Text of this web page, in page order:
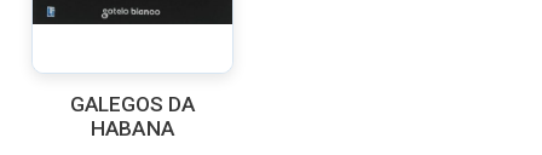
GALEGOS DA
HABANA